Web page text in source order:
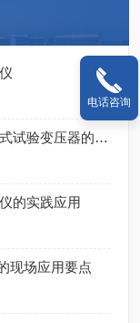
充气式试验变压器如何选型：论充气式试验变压器的科学选型之道
的实践应用
现场应用要点
电话咨询